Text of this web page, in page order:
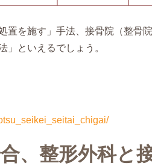
置を施す」手法、接骨院（整骨
」といえるでしょう。
、整形外科と